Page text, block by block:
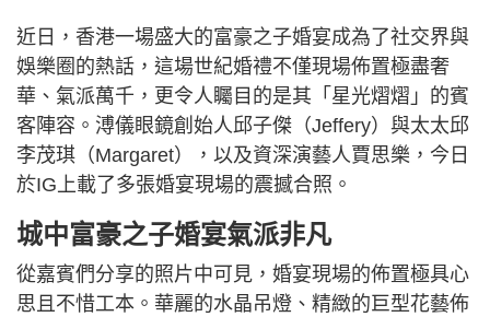
近日，香港一場盛大的富豪之子婚宴成為了社交界與
娛樂圈的熱話，這場世紀婚禮不僅現場佈置極盡奢
華、氣派萬千，更令人矚目的是其「星光熠熠」的賓
客陣容。溥儀眼鏡創始人邱子傑（Jeffery）與太太邱
李茂琪（Margaret），以及資深演藝人賈思樂，今日
於IG上載了多張婚宴現場的震撼合照。
城中富豪之子婚宴氣派非凡
從嘉賓們分享的照片中可見，婚宴現場的佈置極具心
思且不惜工本。華麗的水晶吊燈、精緻的巨型花藝佈